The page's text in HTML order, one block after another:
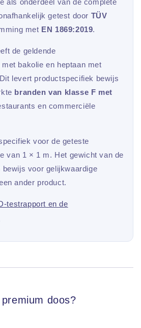
als onderdeel van de complete
getest door TÜV
met EN 1869:2019.
de geldende
bakolie en heptaan met
levert productspecifiek bewijs
branden van klasse F met
en commerciële
voor de geteste
van 1 × 1 m. Het gewicht van de
voor gelijkwaardige
ander product.
testrapport en de
doos?